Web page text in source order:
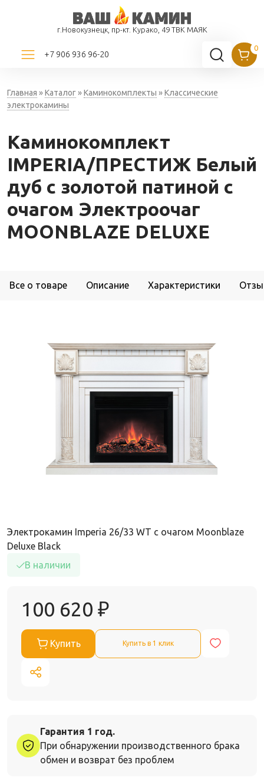
г.Новокузнецк, пр-кт. Курако, 49 ТВК МАЯК
+7 906 936 96-20
Главная »Каталог»Каминокомплекты »Классические
электрокамины
Каминокомплект
IMPERIA/ПРЕСТИЖ Белый
дуб с золотой патиной с
очагом Электроочаг
MOONBLAZE DELUXE
Все о товаре Описание Характеристики
Электрокамин Imperia 26/33 WT с очагом Moonblaze
Deluxe Black
В наличии
100 620 ₽
Купить Купить в 1 клик
Гарантия 1 год.
При обнаружении производственного брака
обмен и возврат без проблем